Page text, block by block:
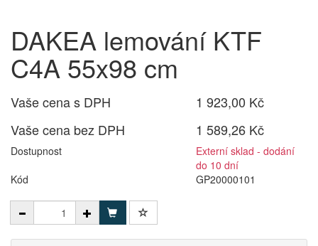
DAKEA lemování KTF
C4A 55x98 cm
Vaše cena s DPH
1 923,00 Kč
Vaše cena bez DPH
1 589,26 Kč
Dostupnost
Externí sklad - dodání
do 10 dní
Kód
GP20000101